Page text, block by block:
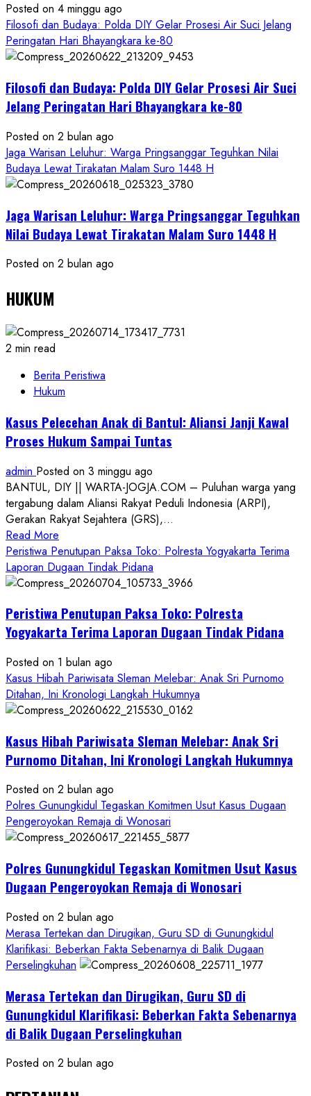
Posted on 4 minggu ago
Filosofi dan Budaya: Polda DIY Gelar Prosesi Air Suci Jelang
Peringatan Hari Bhayangkara ke-80
Filosofi dan Budaya: Polda DIY Gelar Prosesi Air Suci
Jelang Peringatan Hari Bhayangkara ke-80
Posted on 2 bulan ago
Jaga Warisan Leluhur: Warga Pringsanggar Teguhkan Nilai
Budaya Lewat Tirakatan Malam Suro 1448 H
Jaga Warisan Leluhur: Warga Pringsanggar Teguhkan
Nilai Budaya Lewat Tirakatan Malam Suro 1448 H
Posted on 2 bulan ago
HUKUM
2 min read
Berita Peristiwa
Hukum
Kasus Pelecehan Anak di Bantul: Aliansi Janji Kawal
Proses Hukum Sampai Tuntas
admin Posted on 3 minggu ago
BANTUL, DIY || WARTA-JOGJA.COM – Puluhan warga yang
tergabung dalam Aliansi Rakyat Peduli Indonesia (ARPI),
Gerakan Rakyat Sejahtera (GRS),...
Read More
more
about
Kasus
Anak
di
Aliansi
Janji
Kawal
Proses
Sampai
Tuntas
Peristiwa Penutupan Paksa Toko: Polresta Yogyakarta Terima
Laporan Dugaan Tindak Pidana
Peristiwa Penutupan Paksa Toko: Polresta
Yogyakarta Terima Laporan Dugaan Tindak Pidana
Posted on 1 bulan ago
Kasus Hibah Pariwisata Sleman Melebar: Anak Sri Purnomo
Ditahan, Ini Kronologi Langkah Hukumnya
Kasus Hibah Pariwisata Sleman Melebar: Anak Sri
Purnomo Ditahan, Ini Kronologi Langkah Hukumnya
Posted on 2 bulan ago
Polres Gunungkidul Tegaskan Komitmen Usut Kasus Dugaan
Pengeroyokan Remaja di Wonosari
Polres Gunungkidul Tegaskan Komitmen Usut Kasus
Dugaan Pengeroyokan Remaja di Wonosari
Posted on 2 bulan ago
Merasa Tertekan dan Dirugikan, Guru SD di Gunungkidul
Klarifikasi: Beberkan Fakta Sebenarnya di Balik Dugaan
Perselingkuhan
Merasa Tertekan dan Dirugikan, Guru SD di
Gunungkidul Klarifikasi: Beberkan Fakta Sebenarnya
di Balik Dugaan Perselingkuhan
Posted on 2 bulan ago